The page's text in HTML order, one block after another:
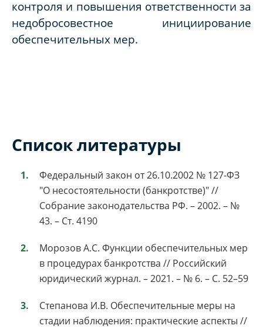
контроля и повышения ответственности за
недобросовестное инициирование
обеспечительных мер.
Список литературы
Федеральный закон от 26.10.2002 № 127-ФЗ
"О несостоятельности (банкротстве)" //
Собрание законодательства РФ. – 2002. – №
43. – Ст. 4190
Морозов А.С. Функции обеспечительных мер
в процедурах банкротства // Российский
юридический журнал. – 2021. – № 6. – С. 52–59
Степанова И.В. Обеспечительные меры на
стадии наблюдения: практические аспекты //